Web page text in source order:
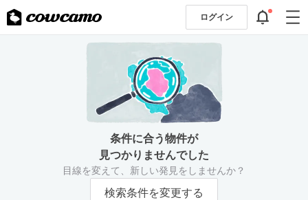
ログイン
条件に合う物件が
見つかりませんでした
目線を変えて、新しい発見をしませんか？
検索条件を変更する